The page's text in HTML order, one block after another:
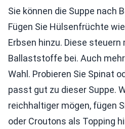
Sie können die Suppe nach
Fügen Sie Hülsenfrüchte
Erbsen hinzu. Diese steuern
Ballaststoffe bei. Auch
Wahl. Probieren Sie Spinat
passt gut zu dieser Suppe.
reichhaltiger mögen, fügen
oder Croutons als Topping